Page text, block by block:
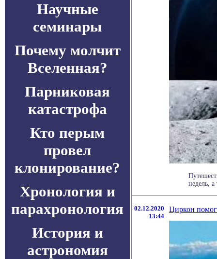
Научные
семинары
Почему молчит
Вселенная?
Парниковая
катастрофа
Кто перым
провел
клонирование?
Хронология и
парахронология
История и
астрономия
недель,
02.12.2020
13:44
Циркон